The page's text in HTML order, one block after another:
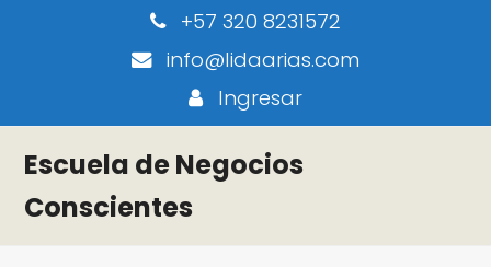
+57 320 8231572
info@lidaarias.com
Ingresar
Escuela de Negocios
Conscientes